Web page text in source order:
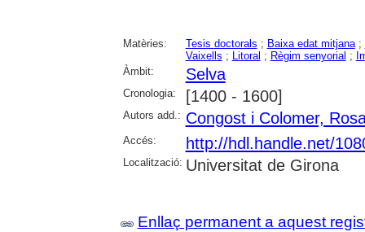
Matèries: Tesis doctorals ; Baixa edat mitjana;
Vaixells ; Litoral ; Règim senyorial ;
Àmbit:
Selva
Cronologia: [1400 - 1600]
Autors add.: Congost i Colomer,
Accés: http://hdl.handle.net/
Localització: Universitat de Girona
Enllaç permanent a aquest